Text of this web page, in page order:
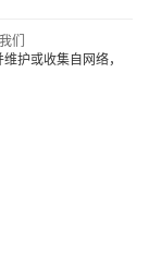
们
护或收集自网络，